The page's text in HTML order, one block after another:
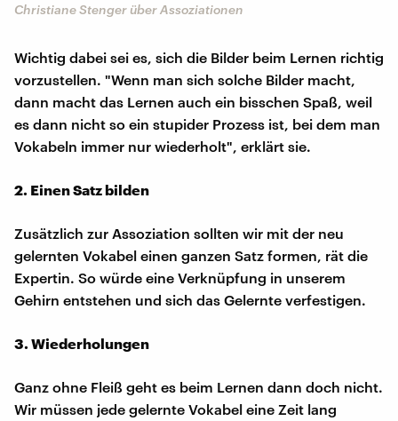
Christiane Stenger über Assoziationen
Wichtig dabei sei es, sich die Bilder beim Lernen richtig
vorzustellen. "Wenn man sich solche Bilder macht,
dann macht das Lernen auch ein bisschen Spaß, weil
es dann nicht so ein stupider Prozess ist, bei dem man
Vokabeln immer nur wiederholt", erklärt sie.
2. Einen Satz bilden
Zusätzlich zur Assoziation sollten wir mit der neu
gelernten Vokabel einen ganzen Satz formen, rät die
Expertin. So würde eine Verknüpfung in unserem
Gehirn entstehen und sich das Gelernte verfestigen.
3. Wiederholungen
Ganz ohne Fleiß geht es beim Lernen dann doch nicht.
Wir müssen jede gelernte Vokabel eine Zeit lang